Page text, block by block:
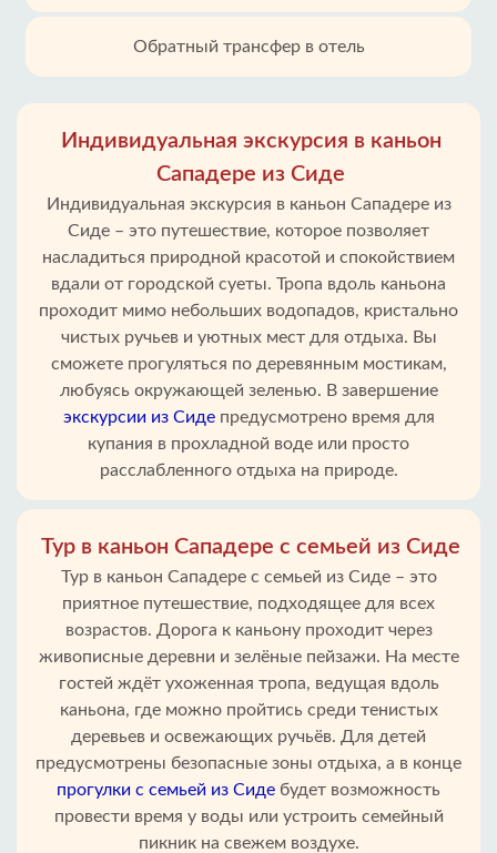
Обратный трансфер в отель
Индивидуальная экскурсия в каньон
Сападере из Сиде
Индивидуальная экскурсия в каньон Сападере из
Сиде – это путешествие, которое позволяет
насладиться природной красотой и спокойствием
вдали от городской суеты. Тропа вдоль каньона
проходит мимо небольших водопадов, кристально
чистых ручьев и уютных мест для отдыха. Вы
сможете прогуляться по деревянным мостикам,
любуясь окружающей зеленью. В завершение
экскурсии из Сидепредусмотрено время для
купания в прохладной воде или просто
расслабленного отдыха на природе.
Тур в каньон Сападере с семьей из Сиде
Тур в каньон Сападере с семьей из Сиде – это
приятное путешествие, подходящее для всех
возрастов. Дорога к каньону проходит через
живописные деревни и зелёные пейзажи. На месте
гостей ждёт ухоженная тропа, ведущая вдоль
каньона, где можно пройтись среди тенистых
деревьев и освежающих ручьёв. Для детей
предусмотрены безопасные зоны отдыха, а в конце
прогулки с семьей из Сиде будет возможность
провести время у воды или устроить семейный
пикник на свежем воздухе.